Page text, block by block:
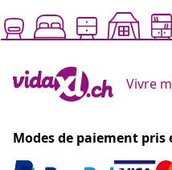
Vivre
Modes de paiement pris